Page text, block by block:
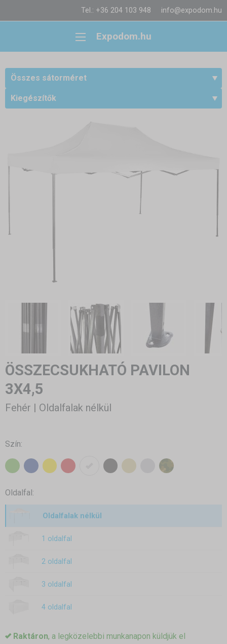
Tel.: +36 204 103 948 info@expodom.hu
Expodom.hu
Összes sátorméret
Kiegészítők
ÖSSZECSUKHATÓ PAVILON
3X4,5
Fehér | Oldalfalak nélkül
Szín:
Oldalfal:
Oldalfalak nélkül
1 oldalfal
2 oldalfal
3 oldalfal
4 oldalfal
Raktáron, a legközelebbi munkanapon küldjük el